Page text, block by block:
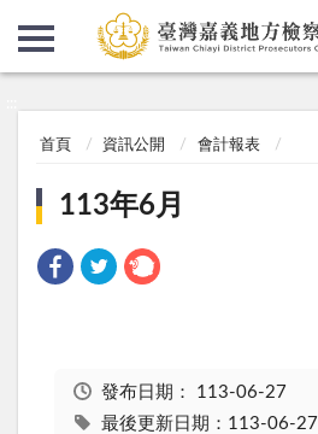
首頁 資訊公開 會計報表
113年6月
發布日期： 113-06-27
最後更新日期：113-06-27